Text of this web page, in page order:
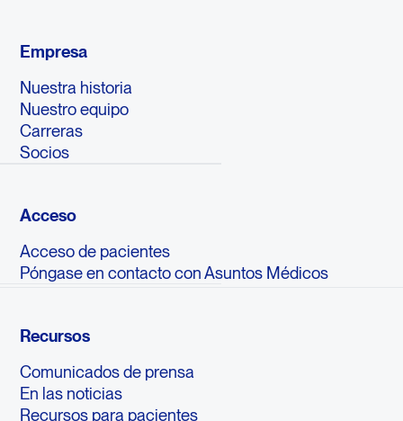
Empresa
Nuestra historia
Nuestro equipo
Carreras
Socios
Acceso
Acceso de pacientes
Póngase en contacto con Asuntos Médicos
Recursos
Comunicados de prensa
En las noticias
Recursos para pacientes